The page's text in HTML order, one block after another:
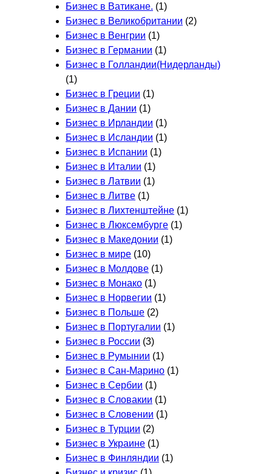
Бизнес в Ватикане. (1)
Бизнес в Великобритании (2)
Бизнес в Венгрии (1)
Бизнес в Германии (1)
Бизнес в Голландии(Нидерланды)
(1)
Бизнес в Греции (1)
Бизнес в Дании (1)
Бизнес в Ирландии (1)
Бизнес в Исландии (1)
Бизнес в Испании (1)
Бизнес в Италии (1)
Бизнес в Латвии (1)
Бизнес в Литве (1)
Бизнес в Лихтенштейне (1)
Бизнес в Люксембурге (1)
Бизнес в Македонии (1)
Бизнес в мире (10)
Бизнес в Молдове (1)
Бизнес в Монако (1)
Бизнес в Норвегии (1)
Бизнес в Польше (2)
Бизнес в Португалии (1)
Бизнес в России (3)
Бизнес в Румынии (1)
Бизнес в Сан-Марино (1)
Бизнес в Сербии (1)
Бизнес в Словакии (1)
Бизнес в Словении (1)
Бизнес в Турции (2)
Бизнес в Украине (1)
Бизнес в Финляндии (1)